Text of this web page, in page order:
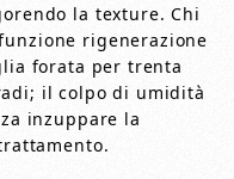
la texture. Chi
rigenerazione
forata per trenta
il colpo di umidità
inzuppare la